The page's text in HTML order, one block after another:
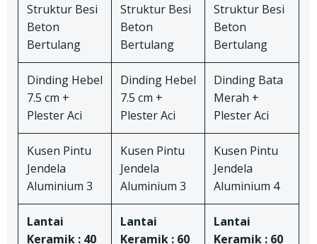
Struktur Besi
Beton
Bertulang
Struktur Besi
Beton
Bertulang
Struktur Besi
Beton
Bertulang
Dinding Hebel
7.5 cm +
Plester Aci
Dinding Hebel
7.5 cm +
Plester Aci
Dinding Bata
Merah +
Plester Aci
Kusen Pintu
Jendela
Aluminium 3
Kusen Pintu
Jendela
Aluminium 3
Kusen Pintu
Jendela
Aluminium 4
Lantai
Keramik : 40
Lantai
Keramik : 60
Lantai
Keramik : 60